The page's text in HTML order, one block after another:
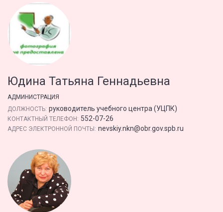
Юдина Татьяна Геннадьевна
АДМИНИСТРАЦИЯ
ДОЛЖНОСТЬ: руководитель учебного центра (УЦПК)
КОНТАКТНЫЙ ТЕЛЕФОН: 552-07-26
АДРЕС ЭЛЕКТРОННОЙ ПОЧТЫ: nevskiy.nkn@obr.gov.spb.ru